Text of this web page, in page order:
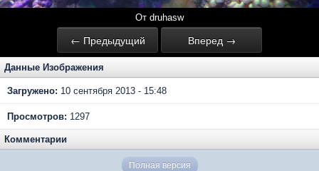
От druhasw
← Предыдущий Вперед →
Данные Изображения
Загружено: 10 сентября 2013 - 15:48
Просмотров: 1297
Комментарии
Полная версия